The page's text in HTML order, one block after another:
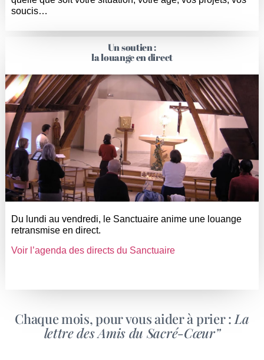
soucis…
Un soutien :
la louange en direct
Du lundi au vendredi, le Sanctuaire anime une louange
retransmise en direct.
Voir l’agenda des directs du Sanctuaire
Chaque mois, pour vous aider à prier :La
lettre des Amis du Sacré-Cœur”